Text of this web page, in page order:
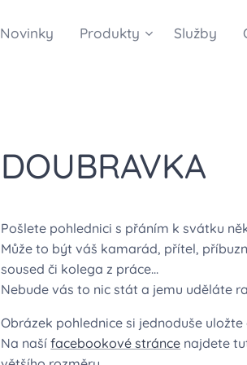
Novinky Produkty Služby
DOUBRAVKA
Pošlete pohlednici s přáním k svátku
Může to být váš kamarád, přítel,
soused či kolega z práce...
Nebude vás to nic stát a jemu uděláte
Obrázek pohlednice si jednoduše
Na našífacebookové stránce najdete